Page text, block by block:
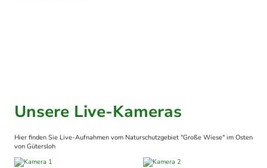
Unsere Live-Kameras
Hier finden Sie Live-Aufnahmen vom Naturschutzgebiet "Große Wiese" im Osten
von Gütersloh